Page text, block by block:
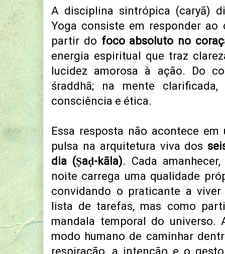
A disciplina sintrópica (caryā)
Yoga consiste em responder ao
partir do foco absoluto no
energia espiritual que traz
lucidez amorosa à ação. Do
śraddhā; na mente
consciência e ética.
Essa resposta não acontece
pulsa na arquitetura viva dos
dia (Ṣaḍ-kāla). Cada
noite carrega uma qualidade
convidando o praticante a
lista de tarefas, mas como
mandala temporal do universo.
modo humano de caminhar
respiração, a intenção e o